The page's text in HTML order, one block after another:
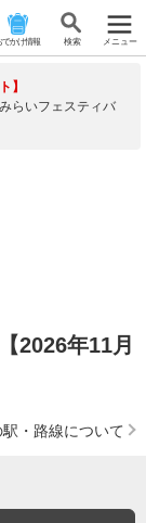
でかけ情報 検 索 メニュー
】
らいフェスティバ
2026年11月
・路線について